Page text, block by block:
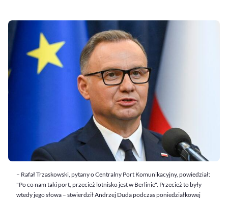
– Rafał Trzaskowski, pytany o Centralny Port Komunikacyjny, powiedział:
"Po co nam taki port, przecież lotnisko jest w Berlinie". Przecież to były
wtedy jego słowa – stwierdził Andrzej Duda podczas poniedziałkowej